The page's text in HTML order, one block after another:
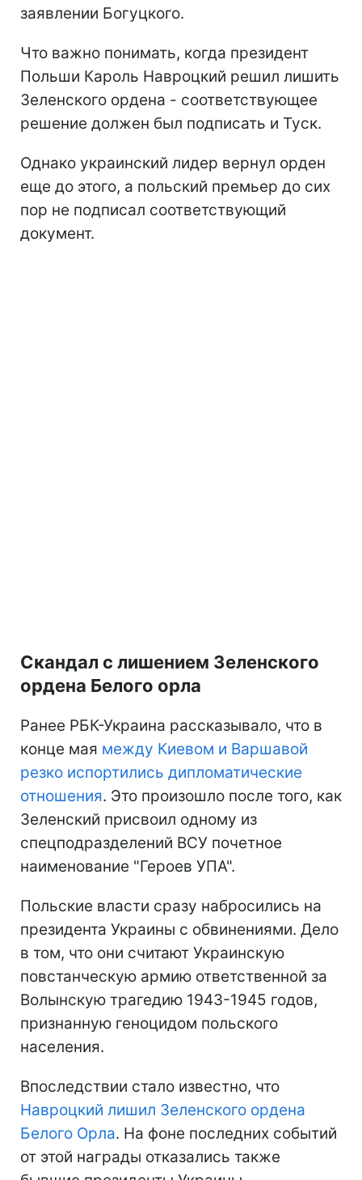
заявлении Богуцкого.
Что важно понимать, когда президент
Польши Кароль Навроцкий решил лишить
Зеленского ордена - соответствующее
решение должен был подписать и Туск.
Однако украинский лидер вернул орден
еще до этого, а польский премьер до сих
пор не подписал соответствующий
документ.
Скандал с лишением Зеленского
ордена Белого орла
Ранее РБК-Украина рассказывало, что в
конце мая между Киевом и Варшавой
резко испортились дипломатические
отношения. Это произошло после того, как
Зеленский присвоил одному из
спецподразделений ВСУ почетное
наименование "Героев УПА".
Польские власти сразу набросились на
президента Украины с обвинениями. Дело
в том, что они считают Украинскую
повстанческую армию ответственной за
Волынскую трагедию 1943-1945 годов,
признанную геноцидом польского
населения.
Впоследствии стало известно, что
Навроцкий лишил Зеленского ордена
Белого Орла. На фоне последних событий
от этой награды отказались также